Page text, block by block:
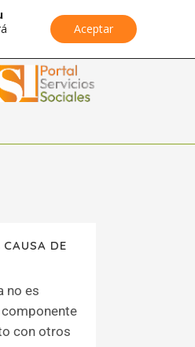
DE
no es
con otros
Aceptar